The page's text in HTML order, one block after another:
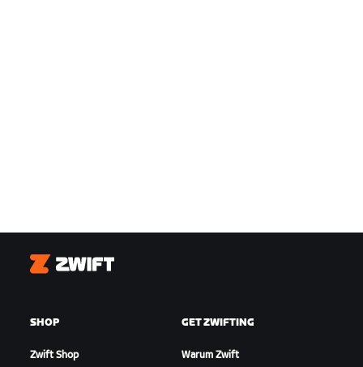
Zwift
SHOP
Zwift Shop
GET ZWIFTING
Warum Zwift